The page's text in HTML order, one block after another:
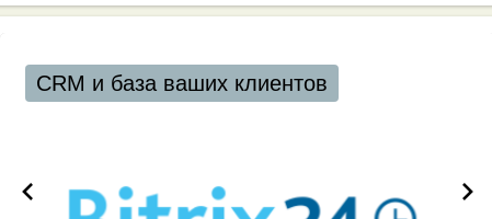
CRM и база ваших клиентов